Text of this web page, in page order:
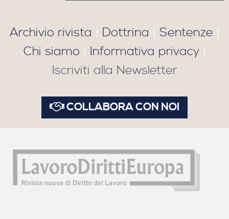
Archivio rivista | Dottrina | Sentenze |
Chi siamo | Informativa privacy|
Iscriviti alla Newsletter
COLLABORA CON NOI